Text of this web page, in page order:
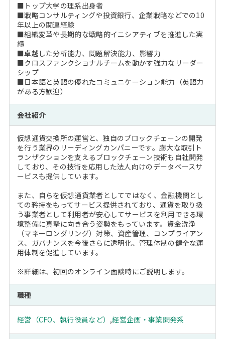
■トップ大学の理系出身者
■戦略コンサルティングや投資銀行、企業戦略などでの10
年以上の関連経験
■組織変革や長期的な戦略的イニシアティブを推進した実
績
■卓越した分析能力、問題解決能力、影響力
■クロスファンクショナルチームを動かす強力なリーダー
シップ
■日本語と英語の優れたコミュニケーション能力（英語力
がある方歓迎）
会社紹介
仮想通貨交換所の運営と、独自のブロックチェーンの開発
を行う業界のリーディングカンパニーです。膨大な取引ト
ランザクションを支えるブロックチェーン技術も自社開発
しており、その技術を応用した法人向けのデータベースサ
ービスも提供しています。
また、自らを仮想通貨業者としてではなく、金融機関とし
ての矜持をもってサービス提供されており、通貨を取り扱
う事業者として利用者が安心してサービスを利用できる環
境整備に真摯に向き合う姿勢をもっています。資金洗浄
（マネーロンダリング）対策、資産管理、コンプライアン
ス、ガバナンスを今後さらに透明化、管理体制の健全な運
用体制を促進しています。
※詳細は、初回のオンライン面談時にご説明します。
職種
経営（CFO、執行役員など） ,経営企画・事業開発系